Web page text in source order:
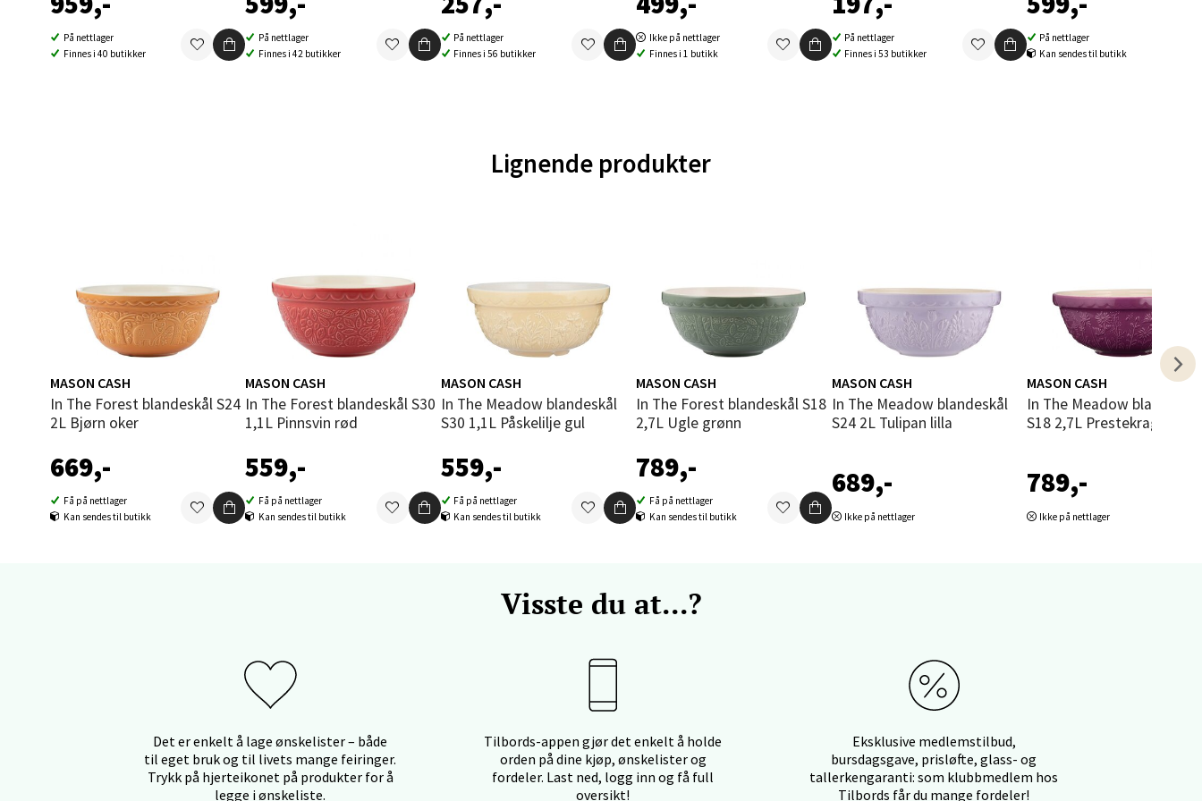
På nettlager
Finnes i 40 butikker
På nettlager
Finnes i 42 butikker
På nettlager
Finnes i 56 butikker
Ikke på nettlager
Finnes i 1 butikk
På nettlager
Finnes i 53 butikker
På nettlager
Kan sendes til butikk
Lignende produkter
MASON CASH
In The Forest blandeskål S24
2L Bjørn oker
669,-
Få på nettlager
Kan sendes til butikk
MASON CASH
In The Forest blandeskål S30
1,1L Pinnsvin rød
559,-
Få på nettlager
Kan sendes til butikk
MASON CASH
In The Meadow blandeskål
S30 1,1L Påskelilje gul
559,-
Få på nettlager
Kan sendes til butikk
MASON CASH
In The Forest blandeskål S18
2,7L Ugle grønn
789,-
Få på nettlager
Kan sendes til butikk
MASON CASH
In The Meadow blandeskål
S24 2L Tulipan lilla
689,-
Ikke på nettlager
MASON CASH
In The Meadow blandeskål
S18 2,7L Prestekrage lilla
789,-
Ikke på nettlager
Visste du at...?
Det er enkelt å lage ønskelister – både
til eget bruk og til livets mange feiringer.
Trykk på hjerteikonet på produkter for å
legge i ønskeliste.
Tilbords-appen gjør det enkelt å holde
orden på dine kjøp, ønskelister og
fordeler. Last ned, logg inn og få full
oversikt!
Eksklusive medlemstilbud,
bursdagsgave, prisløfte, glass- og
tallerkengaranti: som klubbmedlem hos
Tilbords får du mange fordeler!
Åpent i dag 10-20
0 i butikk
Velg
Folke Bernadottes vei 52, 5147 Fyllingsdalen
Oppdal - Aunasenteret
Aunasenteret, Sunndalsvegen 3, 7340 Oppdal
Åpent i dag 10-19
Thon Senter Orkanger, Orkdalsveien 113, 7300 Orkanger
Åpent i dag 09-20
Velg
Sandvika - Thon Senter Sandvika
Bergen - Thon Senter Sartor